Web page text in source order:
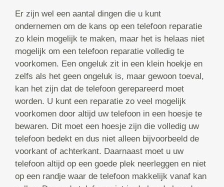
Er zijn wel een aantal dingen die u kunt
ondernemen om de kans op een telefoon reparatie
zo klein mogelijk te maken, maar het is helaas niet
mogelijk om een telefoon reparatie volledig te
voorkomen. Een ongeluk zit in een klein hoekje en
zelfs als het geen ongeluk is, maar gewoon toeval,
kan het zijn dat de telefoon gerepareerd moet
worden. U kunt een reparatie zo veel mogelijk
voorkomen door altijd uw telefoon in een hoesje te
bewaren. Dit moet een hoesje zijn die volledig uw
telefoon bedekt en dus niet alleen bijvoorbeeld de
voorkant of achterkant. Daarnaast moet u uw
telefoon altijd op een goede plek neerleggen en niet
op een randje waar de telefoon makkelijk vanaf kan